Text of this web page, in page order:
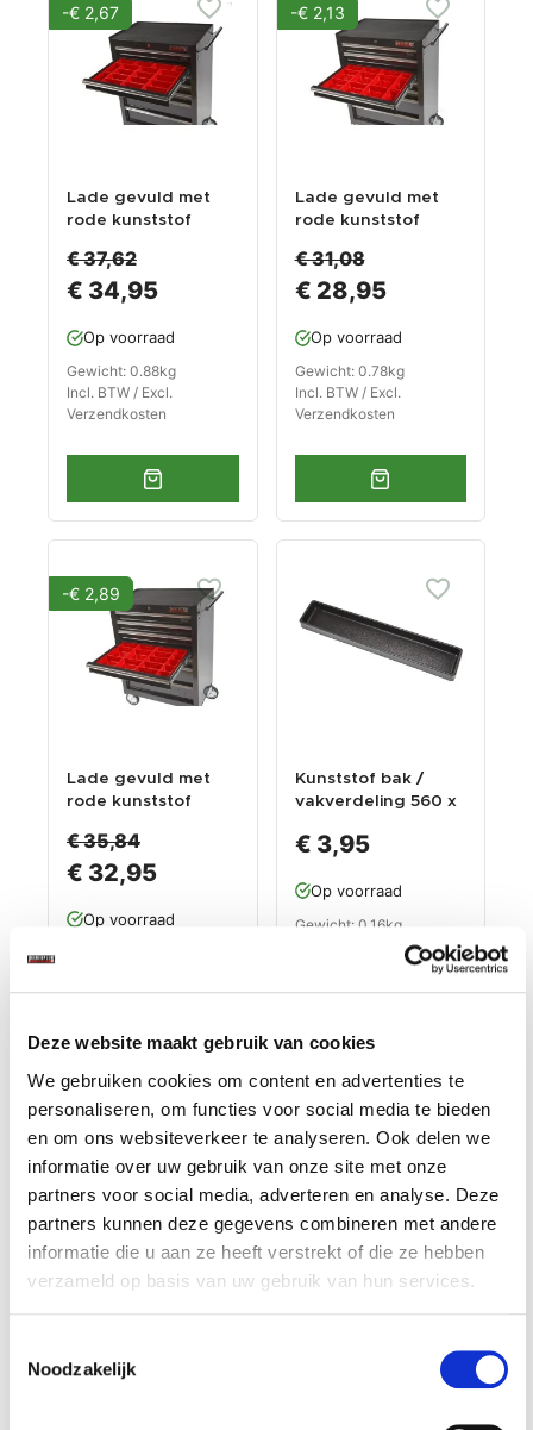
Deze website maakt gebruik van cookies
We gebruiken cookies om content en advertenties te
personaliseren, om functies voor social media te bieden
en om ons websiteverkeer te analyseren. Ook delen we
informatie over uw gebruik van onze site met onze
partners voor social media, adverteren en analyse. Deze
partners kunnen deze gegevens combineren met andere
informatie die u aan ze heeft verstrekt of die ze hebben
verzameld op basis van uw gebruik van hun services.
Noodzakelijk
-€ 2,67
Lade gevuld met
rode kunststof
€ 37,62
€ 34,95
Op voorraad
Gewicht: 0.88kg
Incl. BTW / Excl.
Verzendkosten
-€ 2,13
Lade gevuld met
rode kunststof
€ 31,08
€ 28,95
Op voorraad
Gewicht: 0.78kg
Incl. BTW / Excl.
Verzendkosten
-€ 2,89
Lade gevuld met
rode kunststof
€ 35,84
€ 32,95
Op voorraad
Verzendkosten
Kunststof bak /
vakverdeling 560 x
gereedschapswage
€ 3,95
Op voorraad
Gewicht: 0.16kg
Kunststof bak /
vakverdeling 3